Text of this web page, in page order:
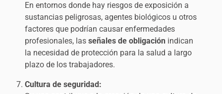
En entornos donde hay riesgos de exposición a
sustancias peligrosas, agentes biológicos u otros
factores que podrían causar enfermedades
profesionales, las señales de obligación indican
la necesidad de protección para la salud a largo
plazo de los trabajadores.
Cultura de seguridad: